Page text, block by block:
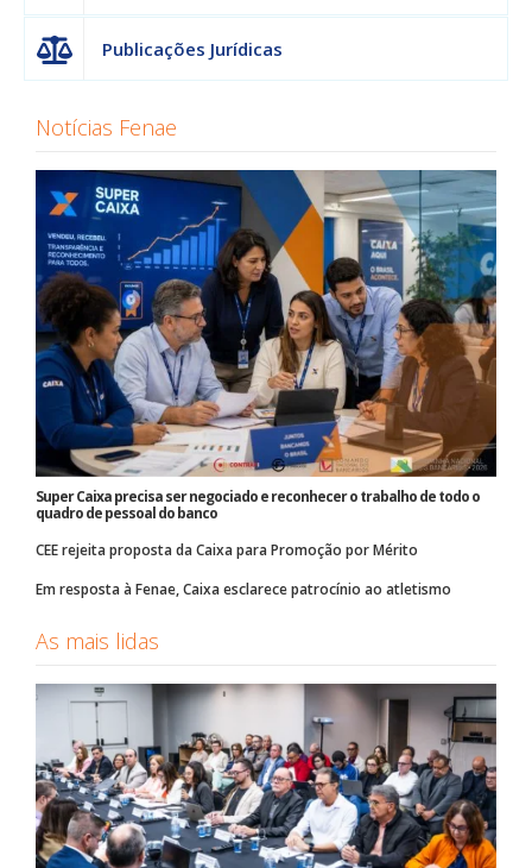
Publicações Jurídicas
Notícias Fenae
Super Caixa precisa ser negociado e reconhecer o trabalho de todo o
quadro de pessoal do banco
CEE rejeita proposta da Caixa para Promoção por Mérito
Em resposta à Fenae, Caixa esclarece patrocínio ao atletismo
As mais lidas